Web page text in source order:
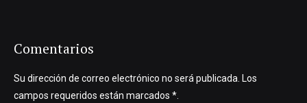
Comentarios
Su dirección de correo electrónico no será publicada. Los
campos requeridos están marcados *.